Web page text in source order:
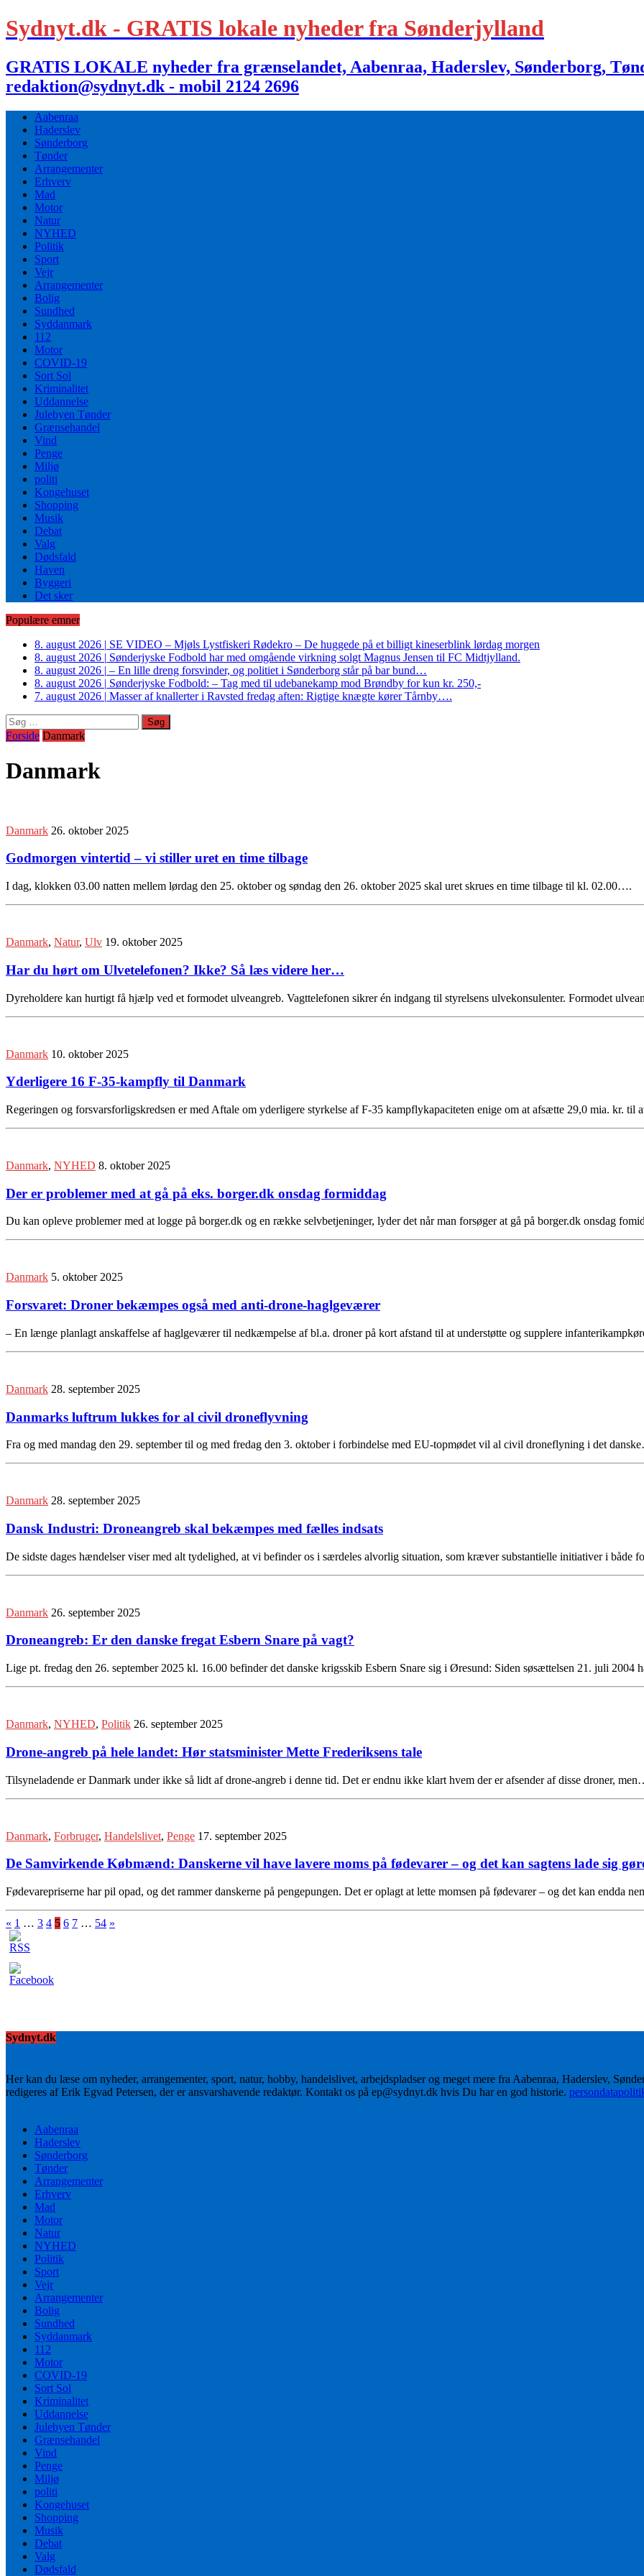
Sydnyt.dk - GRATIS lokale nyheder fra Sønderjylland
GRATIS LOKALE nyheder fra grænselandet, Aabenraa, Haderslev, Sønderborg,
redaktion@sydnyt.dk - mobil 2124 2696
Aabenraa
Haderslev
Sønderborg
Tønder
Arrangementer
Erhverv
Mad
Motor
Natur
NYHED
Politik
Sport
Vejr
Arrangementer
Bolig
Sundhed
Syddanmark
112
Motor
COVID-19
Sort Sol
Kriminalitet
Uddannelse
Julebyen Tønder
Grænsehandel
Vind
Penge
Miljø
politi
Kongehuset
Shopping
Musik
Debat
Valg
Dødsfald
Haven
Byggeri
Det sker
Populære emner
8. august 2026 | SE VIDEO – Mjøls Lystfiskeri Rødekro – De huggede på et billigt kineserblink lørdag morgen
8. august 2026 | Sønderjyske Fodbold har med omgående virkning solgt Magnus Jensen til FC Midtjylland.
8. august 2026 | – En lille dreng forsvinder, og politiet i Sønderborg står på bar bund…
8. august 2026 | Sønderjyske Fodbold: – Tag med til udebanekamp mod Brøndby for kun kr. 250,-
7. august 2026 | Masser af knallerter i Ravsted fredag aften: Rigtige knægte kører Tårnby….
Søg
efter:
Forside Danmark
Danmark
Danmark 26. oktober 2025
Godmorgen vintertid – vi stiller uret en time tilbage
I dag, klokken 03.00 natten mellem lørdag den 25. oktober og søndag den 26. oktober 2025 skal uret skrues en time tilbage til kl. 02.00….
Danmark, Natur, Ulv 19. oktober 2025
Har du hørt om Ulvetelefonen? Ikke? Så læs videre her…
Dyreholdere kan hurtigt få hjælp ved et formodet ulveangreb. Vagttelefonen sikrer én indgang til styrelsens ulvekonsulenter. Formodet
Danmark 10. oktober 2025
Yderligere 16 F-35-kampfly til Danmark
Regeringen og forsvarsforligskredsen er med Aftale om yderligere styrkelse af F-35 kampflykapaciteten enige om at afsætte 29,0 mia. kr.
Danmark, NYHED 8. oktober 2025
Der er problemer med at gå på eks. borger.dk onsdag formiddag
Du kan opleve problemer med at logge på borger.dk og en række selvbetjeninger, lyder det når man forsøger at gå på borger.dk onsdag
Danmark 5. oktober 2025
Forsvaret: Droner bekæmpes også med anti-drone-haglgeværer
– En længe planlagt anskaffelse af haglgeværer til nedkæmpelse af bl.a. droner på kort afstand til at understøtte og supplere
Danmark 28. september 2025
Danmarks luftrum lukkes for al civil droneflyvning
Fra og med mandag den 29. september til og med fredag den 3. oktober i forbindelse med EU-topmødet vil al civil droneflyning i det
Danmark 28. september 2025
Dansk Industri: Droneangreb skal bekæmpes med fælles indsats
De sidste dages hændelser viser med alt tydelighed, at vi befinder os i særdeles alvorlig situation, som kræver substantielle initiativer i både
Danmark 26. september 2025
Droneangreb: Er den danske fregat Esbern Snare på vagt?
Lige pt. fredag den 26. september 2025 kl. 16.00 befinder det danske krigsskib Esbern Snare sig i Øresund: Siden søsættelsen 21. juli 2004
Danmark, NYHED, Politik 26. september 2025
Drone-angreb på hele landet: Hør statsminister Mette Frederiksens tale
Tilsyneladende er Danmark under ikke så lidt af drone-angreb i denne tid. Det er endnu ikke klart hvem der er afsender af disse droner,
Danmark, Forbruger, Handelslivet, Penge 17. september 2025
De Samvirkende Købmænd: Danskerne vil have lavere moms på fødevarer – og det kan sagtens lade sig
Fødevarepriserne har pil opad, og det rammer danskerne på pengepungen. Det er oplagt at lette momsen på fødevarer – og det kan endda
« 1 … 3 4 5 6 7 … 54 »
Sydnyt.dk
Her kan du læse om nyheder, arrangementer, sport, natur, hobby, handelslivet, arbejdspladser og meget mere fra Aabenraa, Haderslev,
redigeres af Erik Egvad Petersen, der er ansvarshavende redaktør. Kontakt os på ep@sydnyt.dk hvis Du har en god historie.
Aabenraa
Haderslev
Sønderborg
Tønder
Arrangementer
Erhverv
Mad
Motor
Natur
NYHED
Politik
Sport
Vejr
Arrangementer
Bolig
Sundhed
Syddanmark
112
Motor
COVID-19
Sort Sol
Kriminalitet
Uddannelse
Julebyen Tønder
Grænsehandel
Vind
Penge
Miljø
politi
Kongehuset
Shopping
Musik
Debat
Valg
Dødsfald